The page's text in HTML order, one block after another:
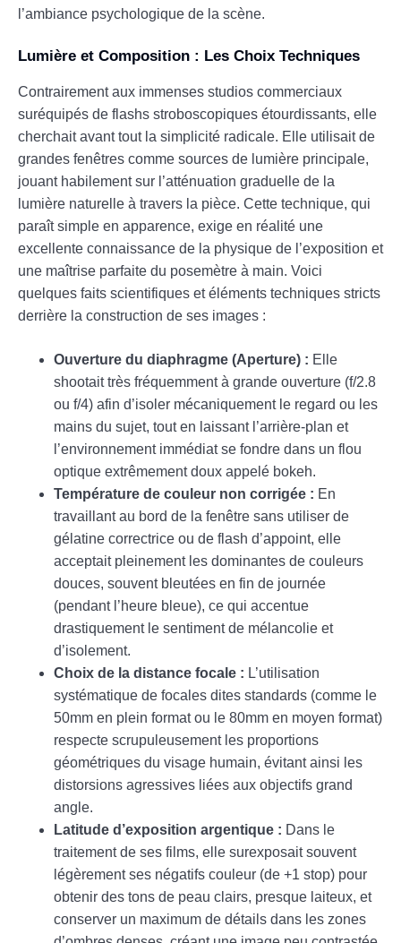
l’ambiance psychologique de la scène.
Lumière et Composition : Les Choix Techniques
Contrairement aux immenses studios commerciaux
suréquipés de flashs stroboscopiques étourdissants, elle
cherchait avant tout la simplicité radicale. Elle utilisait de
grandes fenêtres comme sources de lumière principale,
jouant habilement sur l’atténuation graduelle de la
lumière naturelle à travers la pièce. Cette technique, qui
paraît simple en apparence, exige en réalité une
excellente connaissance de la physique de l’exposition et
une maîtrise parfaite du posemètre à main. Voici
quelques faits scientifiques et éléments techniques stricts
derrière la construction de ses images :
Ouverture du diaphragme (Aperture) : Elle
shootait très fréquemment à grande ouverture (f/2.8
ou f/4) afin d’isoler mécaniquement le regard ou les
mains du sujet, tout en laissant l’arrière-plan et
l’environnement immédiat se fondre dans un flou
optique extrêmement doux appelé bokeh.
Température de couleur non corrigée : En
travaillant au bord de la fenêtre sans utiliser de
gélatine correctrice ou de flash d’appoint, elle
acceptait pleinement les dominantes de couleurs
douces, souvent bleutées en fin de journée
(pendant l’heure bleue), ce qui accentue
drastiquement le sentiment de mélancolie et
d’isolement.
Choix de la distance focale : L’utilisation
systématique de focales dites standards (comme le
50mm en plein format ou le 80mm en moyen format)
respecte scrupuleusement les proportions
géométriques du visage humain, évitant ainsi les
distorsions agressives liées aux objectifs grand
angle.
Latitude d’exposition argentique : Dans le
traitement de ses films, elle surexposait souvent
légèrement ses négatifs couleur (de +1 stop) pour
obtenir des tons de peau clairs, presque laiteux, et
conserver un maximum de détails dans les zones